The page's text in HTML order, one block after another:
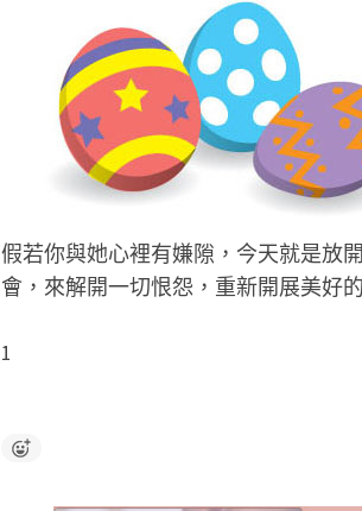
假若你與她心裡有嫌隙，今天就是放
會，來解開一切恨怨，重新開展美好
1